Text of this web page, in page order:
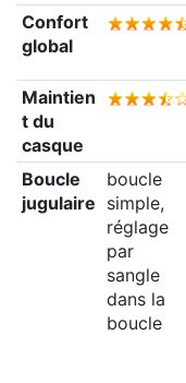
Confort
global
Maintien
t du
casque
Boucle
jugulaire
boucle
simple,
réglage
par
sangle
dans la
boucle